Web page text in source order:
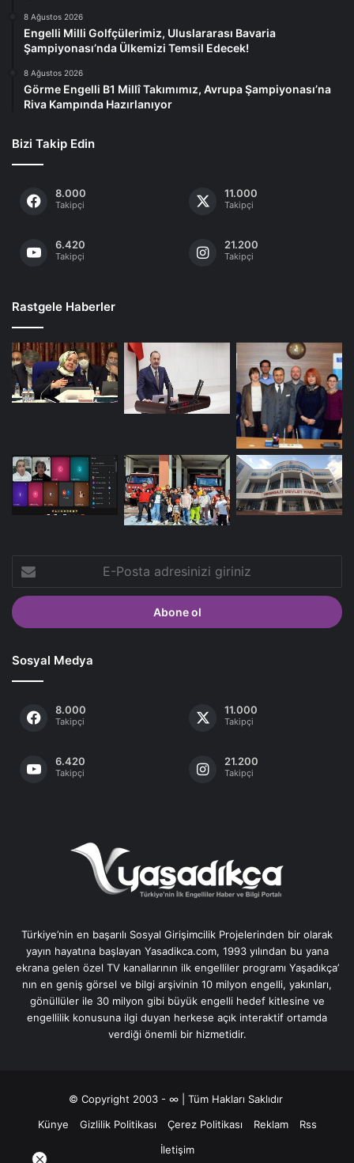
8 Ağustos 2026
Engelli Milli Golfçülerimiz, Uluslararası Bavaria
Şampiyonası’nda Ülkemizi Temsil Edecek!
8 Ağustos 2026
Görme Engelli B1 Millî Takımımız, Avrupa Şampiyonası’na
Riva Kampında Hazırlanıyor
Bizi Takip Edin
8.000
Takipçi
11.000
Takipçi
6.420
Takipçi
21.200
Takipçi
Rastgele Haberler
E-
Posta
adresinizi
giriniz
Sosyal Medya
8.000
Takipçi
11.000
Takipçi
6.420
Takipçi
21.200
Takipçi
Türkiye’nin en başarılı Sosyal Girişimcilik Projelerinden bir olarak
yayın hayatına başlayan Yasadikca.com, 1993 yılından bu yana
ekrana gelen özel TV kanallarının ilk engelliler programı Yaşadıkça’
nın en geniş görsel ve bilgi arşivinin 10 milyon engelli, yakınları,
gönüllüler ile 30 milyon gibi büyük engelli hedef kitlesine ve
engellilik konusuna ilgi duyan herkese açık interaktif ortamda
verdiği önemli bir hizmetidir.
© Copyright 2003 - ∞ | Tüm Hakları Saklıdır
Künye
Gizlilik Politikası Çerez Politikası Reklam
Rss
İletişim